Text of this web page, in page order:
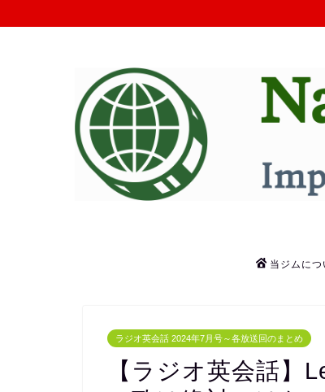
当ジムにつ
ラジオ英会話 2024年7月号～各放送回のまとめ
【ラジオ英会話】